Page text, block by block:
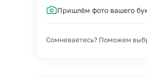
Пришлём фото вашего
Сомневаетесь? Поможем